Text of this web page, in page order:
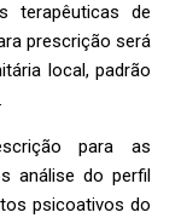
terapêuticas de
prescrição será
local, padrão
para as
análise do perfil
psicoativos do